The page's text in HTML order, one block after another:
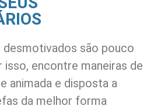
desmotivados são pouco
encontre maneiras de
animada e disposta a
da melhor forma